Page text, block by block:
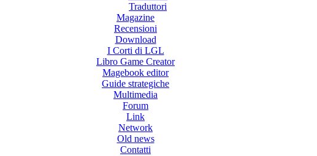
Traduttori
Magazine
Recensioni
Download
I Corti di LGL
Libro Game Creator
Magebook editor
Guide strategiche
Multimedia
Forum
Link
Network
Old news
Contatti